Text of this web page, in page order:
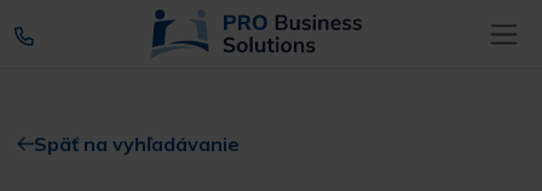
Späť na vyhľadávanie